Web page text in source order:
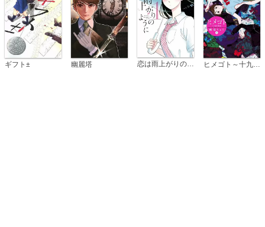
ギフト± 幽麗塔 恋は雨上がりのように